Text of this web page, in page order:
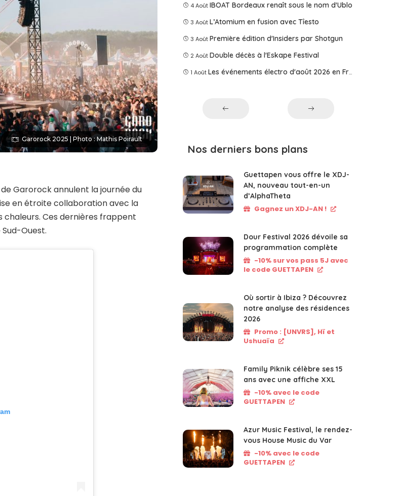
Garorock 2025 | Photo : Mathis Poirault
Garorock annulent la journée du
en étroite collaboration avec la
Ces dernières frappent
Ouest.
4 Août IBOAT Bordeaux renaît sous le nom d'Ublo
3 Août L’Atomium en fusion avec Tîesto
3 Août Première édition d'Insiders par Shotgun
2 Août Double décès à l'Eskape Festival
1 Août Les événements électro d'août 2026 en France
Nos derniers bons plans
Guettapen vous offre le XDJ-
AN, nouveau tout-en-un
d’AlphaTheta
Gagnez un XDJ-AN !
Dour Festival 2026 dévoile sa
programmation complète
-10% sur vos pass 5J avec
le code GUETTAPEN
Où sortir à Ibiza ? Découvrez
notre analyse des résidences
2026
Promo : [UNVRS], Hï et
Ushuaïa
Family Piknik célèbre ses 15
ans avec une affiche XXL
-10% avec le code
GUETTAPEN
Azur Music Festival, le rendez-
vous House Music du Var
-10% avec le code
GUETTAPEN